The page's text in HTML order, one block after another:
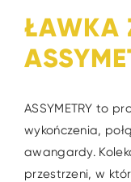
ŁAWKA
ASSYMETRY to
wykończenia,
awangardy.
przestrzeni, w